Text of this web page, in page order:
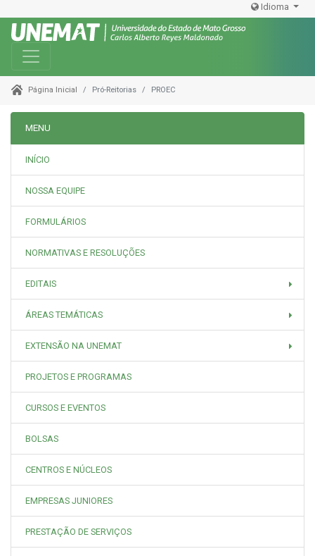
Idioma
Toggle navigation
Página Inicial Pró-Reitorias PROEC
MENU
INÍCIO
NOSSA EQUIPE
FORMULÁRIOS
NORMATIVAS E RESOLUÇÕES
EDITAIS
ÁREAS TEMÁTICAS
EXTENSÃO NA UNEMAT
PROJETOS E PROGRAMAS
CURSOS E EVENTOS
BOLSAS
CENTROS E NÚCLEOS
EMPRESAS JUNIORES
PRESTAÇÃO DE SERVIÇOS